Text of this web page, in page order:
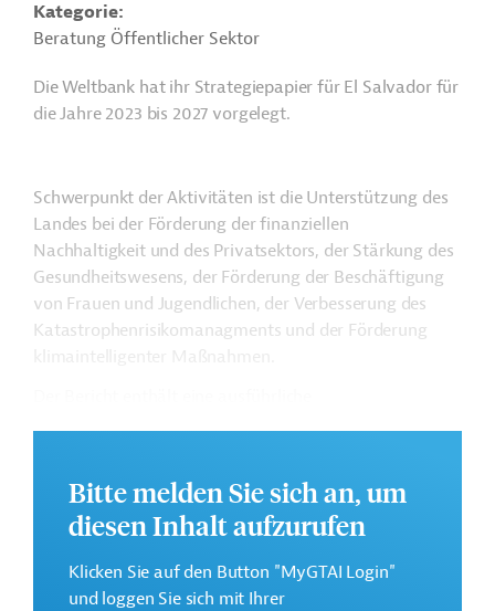
Kategorie
Beratung Öffentlicher Sektor
Die Weltbank hat ihr Strategiepapier für El Salvador für
die Jahre 2023 bis 2027 vorgelegt.
Schwerpunkt der Aktivitäten ist die Unterstützung des
Landes bei der Förderung der finanziellen
Nachhaltigkeit und des Privatsektors, der Stärkung des
Gesundheitswesens, der Förderung der Beschäftigung
von Frauen und Jugendlichen, der Verbesserung des
Katastrophenrisikomanagments und der Förderung
strategische Optionen für die Zukunft und die von der
Weltbankgruppe verfolgte Strategie bei der
Unterstützung des Landes.
Das vollständige Strategiepapier steht zum Download
bereit.
Bitte melden Sie sich an, um
diesen Inhalt aufzurufen
Klicken Sie auf den Button "MyGTAI Login"
und loggen Sie sich mit Ihrer